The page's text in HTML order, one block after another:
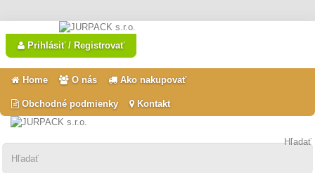
Prihlásiť / Registrovať
Home O nás Ako nakupovať
Obchodné podmienky Kontakt
Hľadať